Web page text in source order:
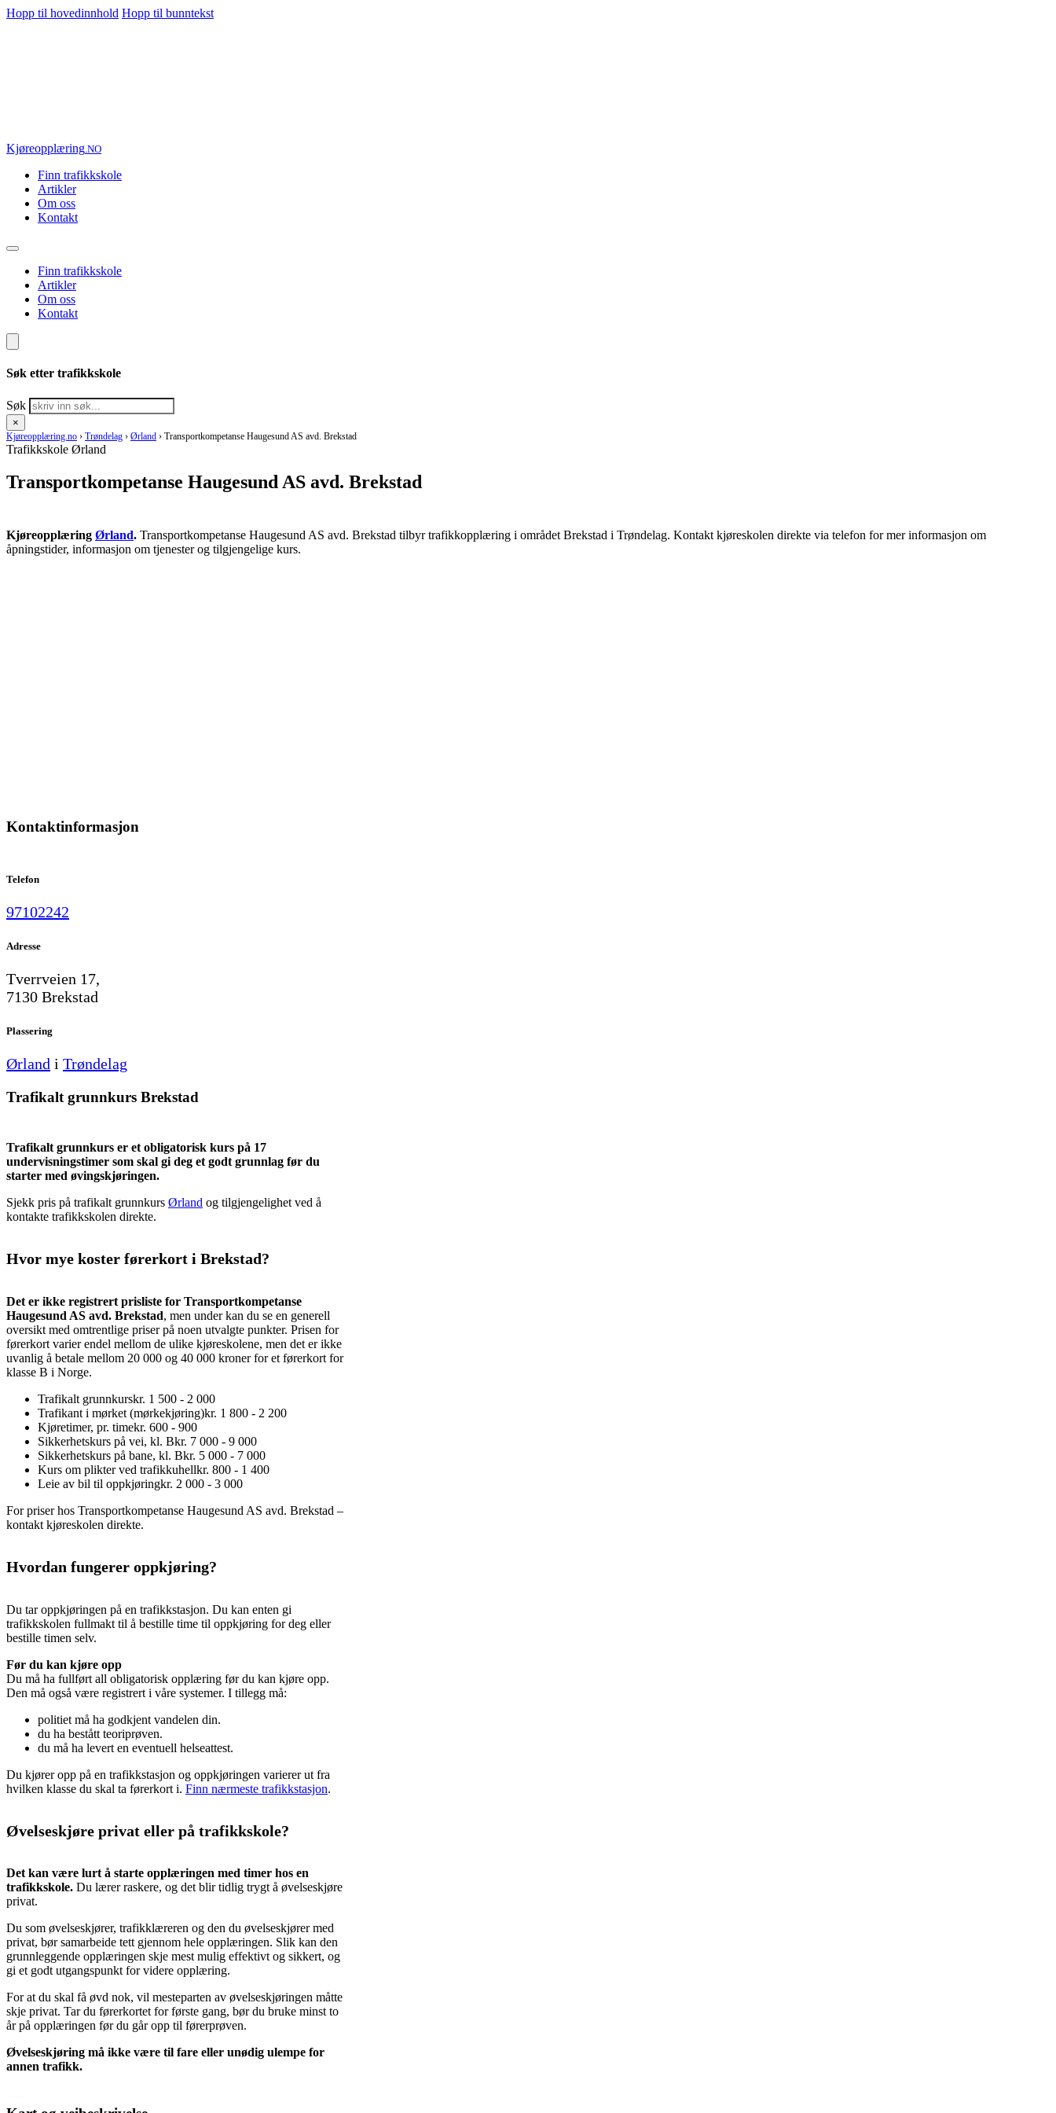
Hopp til hovedinnhold Hopp til bunntekst
Kjøreopplæring.NO
Finn trafikkskole
Artikler
Om oss
Kontakt
Finn trafikkskole
Artikler
Om oss
Kontakt
Søk etter trafikkskole
Søk
×
Kjøreopplæring.no › Trøndelag › Ørland › Transportkompetanse Haugesund AS avd. Brekstad
Trafikkskole Ørland
Transportkompetanse Haugesund AS avd. Brekstad
Kjøreopplæring Ørland. Transportkompetanse Haugesund AS avd. Brekstad tilbyr trafikkopplæring i området Brekstad i Trøndelag. Kontakt kjøreskolen direkte via telefon for mer informasjon om
åpningstider, informasjon om tjenester og tilgjengelige kurs.
Kontaktinformasjon
Telefon
97102242
Adresse
Tverrveien 17,
7130 Brekstad
Plassering
Ørland i Trøndelag
Trafikalt grunnkurs Brekstad
Trafikalt grunnkurs er et obligatorisk kurs på 17
undervisningstimer som skal gi deg et godt grunnlag før du
starter med øvingskjøringen.
Sjekk pris på trafikalt grunnkurs Ørland og tilgjengelighet ved å
kontakte trafikkskolen direkte.
Hvor mye koster førerkort i Brekstad?
Det er ikke registrert prisliste for Transportkompetanse
Haugesund AS avd. Brekstad, men under kan du se en generell
oversikt med omtrentlige priser på noen utvalgte punkter. Prisen for
førerkort varier endel mellom de ulike kjøreskolene, men det er ikke
uvanlig å betale mellom 20 000 og 40 000 kroner for et førerkort for
klasse B i Norge.
Trafikalt grunnkurskr. 1 500 - 2 000
Trafikant i mørket (mørkekjøring)kr. 1 800 - 2 200
Kjøretimer, pr. timekr. 600 - 900
Sikkerhetskurs på vei, kl. Bkr. 7 000 - 9 000
Sikkerhetskurs på bane, kl. Bkr. 5 000 - 7 000
Kurs om plikter ved trafikkuhellkr. 800 - 1 400
Leie av bil til oppkjøringkr. 2 000 - 3 000
For priser hos Transportkompetanse Haugesund AS avd. Brekstad –
kontakt kjøreskolen direkte.
Hvordan fungerer oppkjøring?
Du tar oppkjøringen på en trafikkstasjon. Du kan enten gi
trafikkskolen fullmakt til å bestille time til oppkjøring for deg eller
bestille timen selv.
Før du kan kjøre opp
Du må ha fullført all obligatorisk opplæring før du kan kjøre opp.
Den må også være registrert i våre systemer. I tillegg må:
politiet må ha godkjent vandelen din.
du ha bestått teoriprøven.
du må ha levert en eventuell helseattest.
Du kjører opp på en trafikkstasjon og oppkjøringen varierer ut fra
hvilken klasse du skal ta førerkort i. Finn nærmeste trafikkstasjon.
Øvelseskjøre privat eller på trafikkskole?
Det kan være lurt å starte opplæringen med timer hos en
trafikkskole. Du lærer raskere, og det blir tidlig trygt å øvelseskjøre
privat.
Du som øvelseskjører, trafikklæreren og den du øvelseskjører med
privat, bør samarbeide tett gjennom hele opplæringen. Slik kan den
grunnleggende opplæringen skje mest mulig effektivt og sikkert, og
gi et godt utgangspunkt for videre opplæring.
For at du skal få øvd nok, vil mesteparten av øvelseskjøringen måtte
skje privat. Tar du førerkortet for første gang, bør du bruke minst to
år på opplæringen før du går opp til førerprøven.
Øvelseskjøring må ikke være til fare eller unødig ulempe for
annen trafikk.